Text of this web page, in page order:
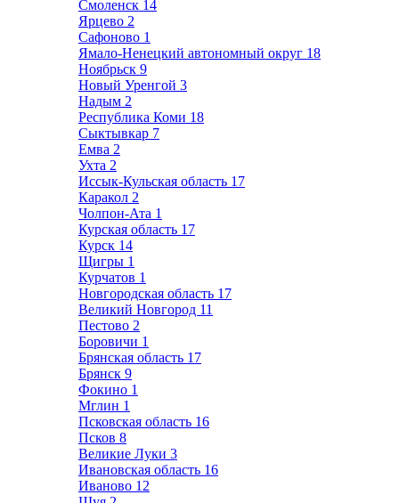
Смоленск 14
Ярцево 2
Сафоново 1
Ямало-Ненецкий автономный округ 18
Ноябрьск 9
Новый Уренгой 3
Надым 2
Республика Коми 18
Сыктывкар 7
Емва 2
Ухта 2
Иссык-Кульская область 17
Каракол 2
Чолпон-Ата 1
Курская область 17
Курск 14
Щигры 1
Курчатов 1
Новгородская область 17
Великий Новгород 11
Пестово 2
Боровичи 1
Брянская область 17
Брянск 9
Фокино 1
Мглин 1
Псковская область 16
Псков 8
Великие Луки 3
Ивановская область 16
Иваново 12